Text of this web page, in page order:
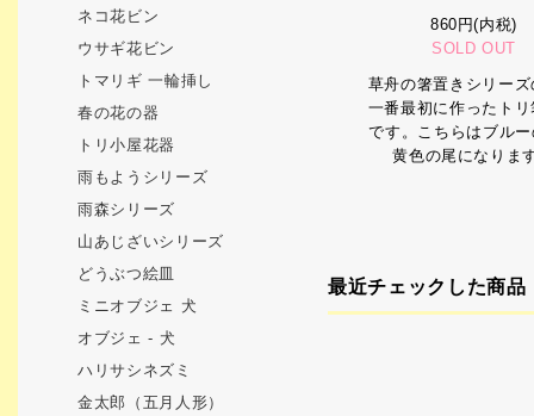
860円(内税)
SOLD OUT
草舟の箸置きシリー
一番最初に作ったト
です。こちらはブル
黄色の尾になりま
最近チェックした商品
ネコ花ビン
ウサギ花ビン
トマリギ 一輪挿し
春の花の器
トリ小屋花器
雨もようシリーズ
雨森シリーズ
山あじざいシリーズ
どうぶつ絵皿
ミニオブジェ 犬
オブジェ - 犬
ハリサシネズミ
金太郎（五月人形）